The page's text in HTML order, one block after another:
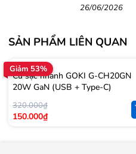
cao cấp
26/06/2026
SẢN PHẨM LIÊN QUAN
Giảm 53%
Củ sạc nhanh GOKI G-CH20GN
20W GaN (USB + Type-C)
320.000₫
150.000₫